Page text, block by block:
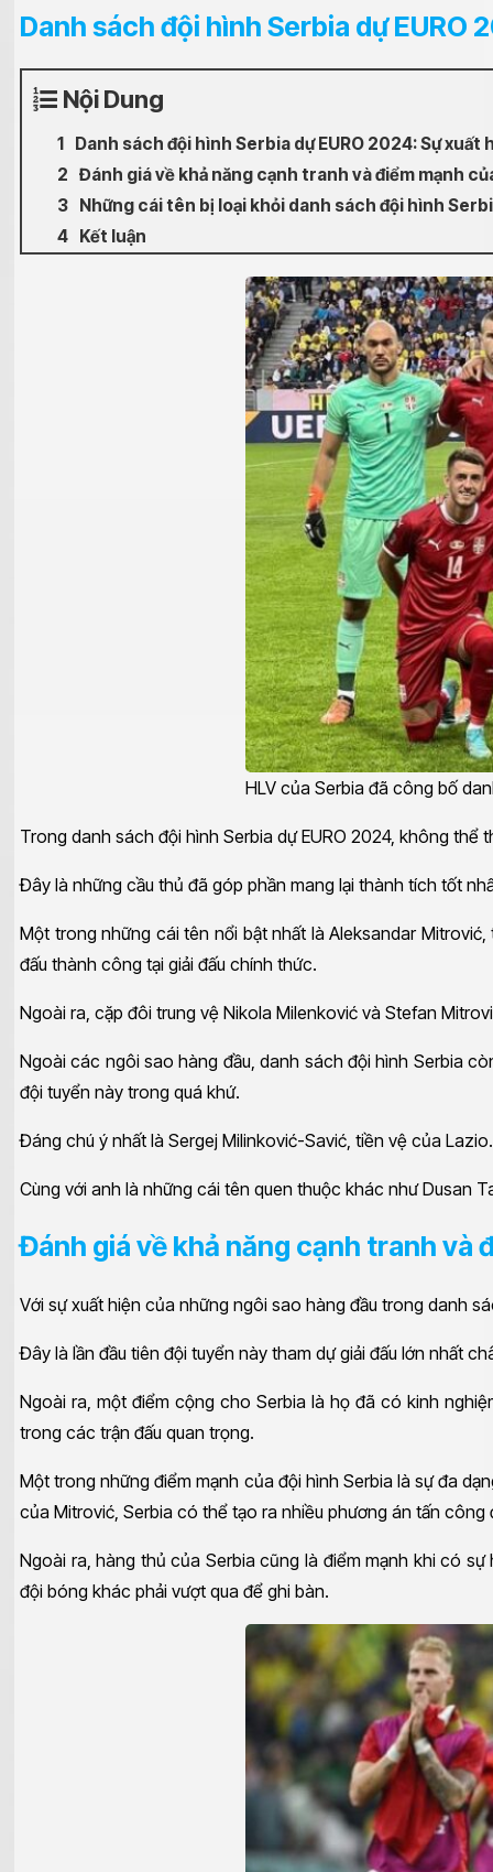
Danh sách đội hình Serbia dự
Nội Dung
Danh sách đội hình Serbia dự EURO 2024: Sự
Đánh giá về khả năng cạnh tranh và điểm mạnh
Những cái tên bị loại khỏi danh sách đội hình
Kết luận
HLV của Serbia đã công bố
Trong danh sách đội hình Serbia dự EURO 2024, không thể
Đây là những cầu thủ đã góp phần mang lại thành tích tốt
Một trong những cái tên nổi bật nhất là Aleksandar
đấu thành công tại giải đấu chính thức.
Ngoài ra, cặp đôi trung vệ Nikola Milenković và Stefan
Ngoài các ngôi sao hàng đầu, danh sách đội hình Serbia
đội tuyển này trong quá khứ.
Đáng chú ý nhất là Sergej Milinković-Savić, tiền vệ của
Cùng với anh là những cái tên quen thuộc khác như Dusan
Đánh giá về khả năng cạnh tranh và
Với sự xuất hiện của những ngôi sao hàng đầu trong danh
Đây là lần đầu tiên đội tuyển này tham dự giải đấu lớn nhất
Ngoài ra, một điểm cộng cho Serbia là họ đã có kinh
trong các trận đấu quan trọng.
Một trong những điểm mạnh của đội hình Serbia là sự đa
của Mitrović, Serbia có thể tạo ra nhiều phương án tấn
Ngoài ra, hàng thủ của Serbia cũng là điểm mạnh khi có
đội bóng khác phải vượt qua để ghi bàn.